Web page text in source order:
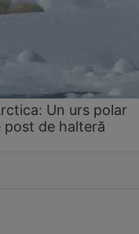
Un urs polar
de halteră